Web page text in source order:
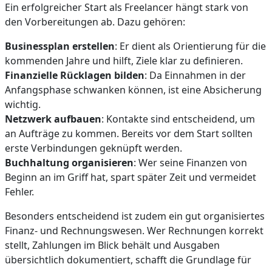
Ein erfolgreicher Start als Freelancer hängt stark von
den Vorbereitungen ab. Dazu gehören:
Businessplan erstellen: Er dient als Orientierung für die
kommenden Jahre und hilft, Ziele klar zu definieren.
Finanzielle Rücklagen bilden: Da Einnahmen in der
Anfangsphase schwanken können, ist eine Absicherung
wichtig.
Netzwerk aufbauen: Kontakte sind entscheidend, um
an Aufträge zu kommen. Bereits vor dem Start sollten
erste Verbindungen geknüpft werden.
Buchhaltung organisieren: Wer seine Finanzen von
Beginn an im Griff hat, spart später Zeit und vermeidet
Fehler.
Besonders entscheidend ist zudem ein gut organisiertes
Finanz- und Rechnungswesen. Wer Rechnungen korrekt
stellt, Zahlungen im Blick behält und Ausgaben
übersichtlich dokumentiert, schafft die Grundlage für